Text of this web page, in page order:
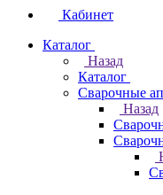
Кабинет
Каталог
Назад
Каталог
Сварочные
Назад